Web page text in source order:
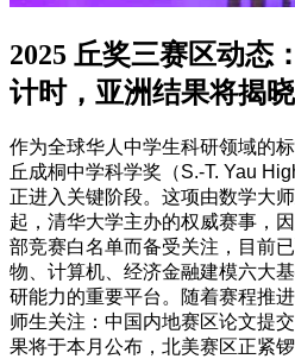
2025 丘奖三赛区动态
计时，亚洲结果将揭
作为全球华人中学生科研领域的
丘成桐中学科学奖（S.-T. Yau
正进入关键阶段。这项由数学大
起，清华大学主办的权威赛事，
部竞赛白名单而备受关注，目前
物、计算机、经济金融建模六大
研能力的重要平台。随着赛程推
师生关注：中国内地赛区论文提
果将于本月公布，北美赛区正紧